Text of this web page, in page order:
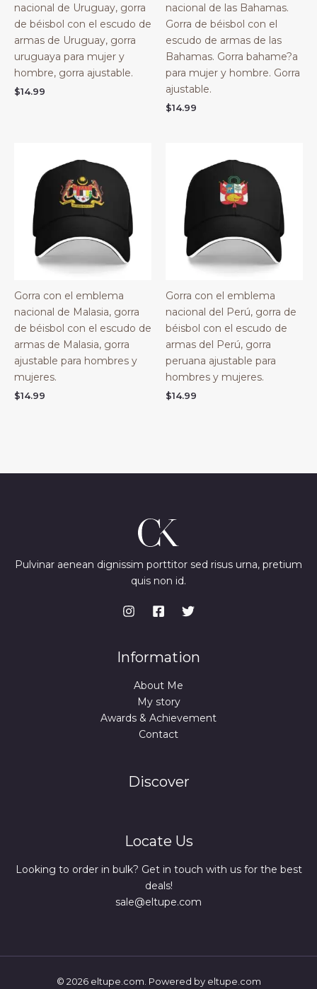
nacional de Uruguay, gorra
de béisbol con el escudo de
armas de Uruguay, gorra
uruguaya para mujer y
hombre, gorra ajustable.
$14.99
nacional de las Bahamas.
Gorra de béisbol con el
escudo de armas de las
Bahamas. Gorra bahame?a
para mujer y hombre. Gorra
ajustable.
$14.99
Gorra con el emblema
nacional de Malasia, gorra
de béisbol con el escudo de
armas de Malasia, gorra
ajustable para hombres y
mujeres.
$14.99
Gorra con el emblema
nacional del Perú, gorra de
béisbol con el escudo de
armas del Perú, gorra
peruana ajustable para
hombres y mujeres.
$14.99
Pulvinar aenean dignissim porttitor sed risus urna, pretium
quis non id.
Information
About Me
My story
Awards & Achievement
Contact
Discover
Locate Us
Looking to order in bulk? Get in touch with us for the best
deals!
sale@eltupe.com
© 2026 eltupe.com. Powered by eltupe.com